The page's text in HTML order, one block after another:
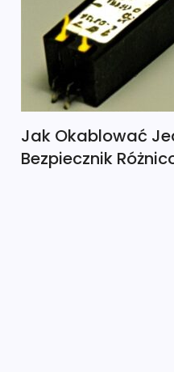
Jak Okablować
Bezpiecznik